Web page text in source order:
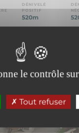
le contrôle
Tout refuser
DÉNIVELÉ
POSITIF
520m